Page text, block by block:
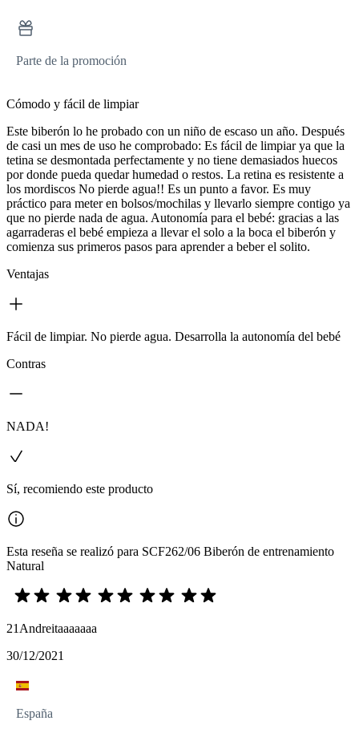
Parte de la promoción
Cómodo y fácil de limpiar
Este biberón lo he probado con un niño de escaso un año. Después
de casi un mes de uso he comprobado: Es fácil de limpiar ya que la
tetina se desmontada perfectamente y no tiene demasiados huecos
por donde pueda quedar humedad o restos. La retina es resistente a
los mordiscos No pierde agua!! Es un punto a favor. Es muy
práctico para meter en bolsos/mochilas y llevarlo siempre contigo ya
que no pierde nada de agua. Autonomía para el bebé: gracias a las
agarraderas el bebé empieza a llevar el solo a la boca el biberón y
comienza sus primeros pasos para aprender a beber el solito.
Ventajas
Fácil de limpiar. No pierde agua. Desarrolla la autonomía del bebé
Contras
NADA!
Sí, recomiendo este producto
Esta reseña se realizó para SCF262/06 Biberón de entrenamiento
Natural
21Andreitaaaaaaa
30/12/2021
España